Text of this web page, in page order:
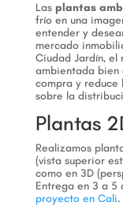
Las plantas
frío en una
entender y
mercado
Ciudad Jardín,
ambientada bien
compra y reduce
sobre la
Plantas
Realizamos
(vista superior
como en 3D
Entrega en 3 a 5
proyecto en Cali.